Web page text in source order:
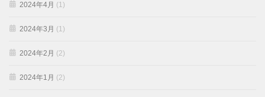
2024年4月 (1)
2024年3月 (1)
2024年2月 (2)
2024年1月 (2)